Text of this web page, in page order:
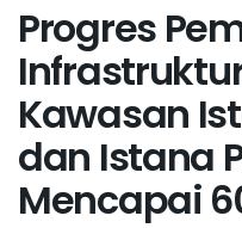
Progres
Kawasan
dan Istana
Mencapai